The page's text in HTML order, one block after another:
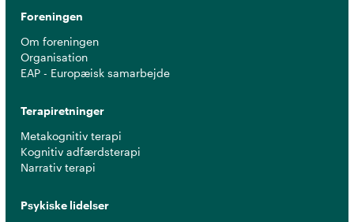
Foreningen
Om foreningen
Organisation
EAP - Europæisk samarbejde
Terapiretninger
Metakognitiv terapi
Kognitiv adfærdsterapi
Narrativ terapi
Psykiske lidelser